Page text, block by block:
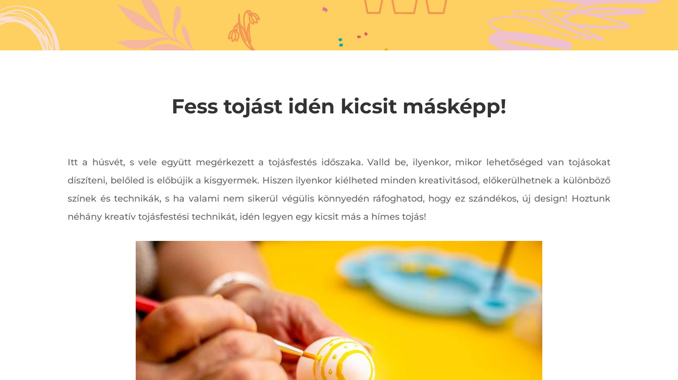
Fess tojást idén kicsit másképp!
Itt a húsvét, s vele együtt megérkezett a tojásfestés időszaka. Valld be, ilyenkor, mikor lehetőséged van tojásokat
díszíteni, belőled is előbújik a kisgyermek. Hiszen ilyenkor kiélheted minden kreativitásod, előkerülhetnek a különböző
színek és technikák, s ha valami nem sikerül végülis könnyedén ráfoghatod, hogy ez szándékos, új design! Hoztunk
néhány kreatív tojásfestési technikát, idén legyen egy kicsit más a hímes tojás!